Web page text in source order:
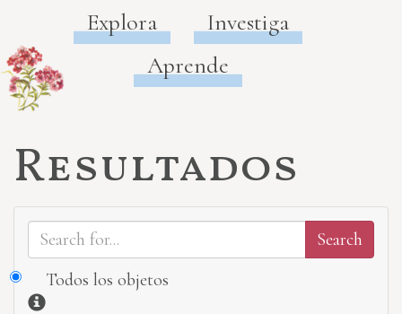
Explora
Investiga
Aprende
Resultados
Todos los objetos
Información